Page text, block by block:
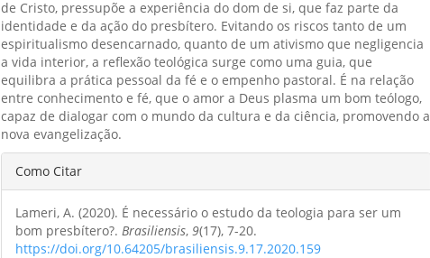
de Cristo, pressupõe a experiência do dom de si, que faz parte da
identidade e da ação do presbítero. Evitando os riscos tanto de um
espiritualismo desencarnado, quanto de um ativismo que negligencia
a vida interior, a reflexão teológica surge como uma guia, que
equilibra a prática pessoal da fé e o empenho pastoral. É na relação
entre conhecimento e fé, que o amor a Deus plasma um bom teólogo,
capaz de dialogar com o mundo da cultura e da ciência, promovendo a
nova evangelização.
Detalhes
do
artigo
Como Citar
Lameri, A. (2020). É necessário o estudo da teologia para ser um
bom presbítero?.Brasiliensis,9(17), 7-20.
https://doi.org/10.64205/brasiliensis.9.17.2020.159